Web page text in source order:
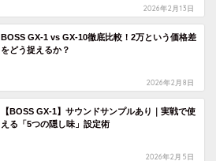
2026年2月13日
BOSS GX-1 vs GX-10徹底比較！2万という価格差
をどう捉えるか？
2026年2月8日
【BOSS GX-1】サウンドサンプルあり｜実戦で使
える「5つの隠し味」設定術
2026年2月5日